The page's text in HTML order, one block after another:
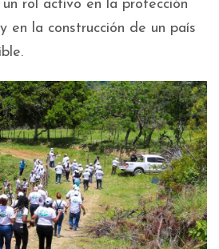
rol activo en la protección
en la construcción de un país